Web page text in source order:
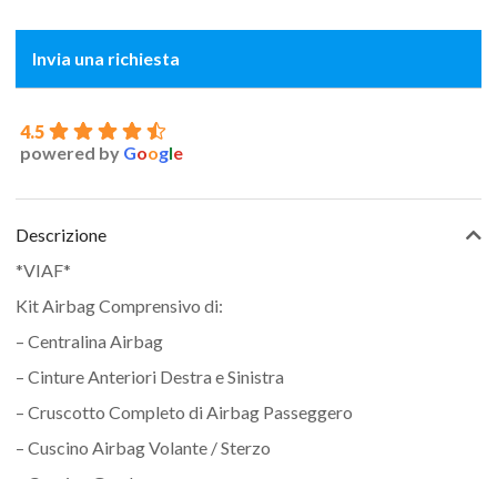
Invia una richiesta
4.5
powered by Google
Descrizione
*VIAF*
Kit Airbag Comprensivo di:
– Centralina Airbag
– Cinture Anteriori Destra e Sinistra
– Cruscotto Completo di Airbag Passeggero
– Cuscino Airbag Volante / Sterzo